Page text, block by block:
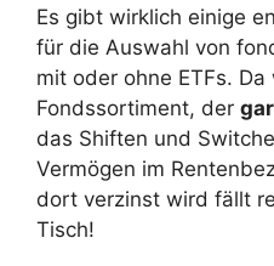
Es gibt wirklich einige
für die Auswahl von
mit oder ohne ETFs. Da
Fondssortiment, der
das Shiften und
Vermögen im
dort verzinst wird fällt
Tisch!